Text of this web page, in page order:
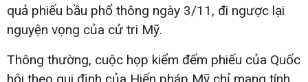
quả phiếu bầu phổ thông ngày 3/11, đi ngược lại
nguyện vọng của cử tri Mỹ.
Thông thường, cuộc họp kiểm đếm phiếu của Quốc
hội theo qui định của Hiến pháp Mỹ chỉ mang tính